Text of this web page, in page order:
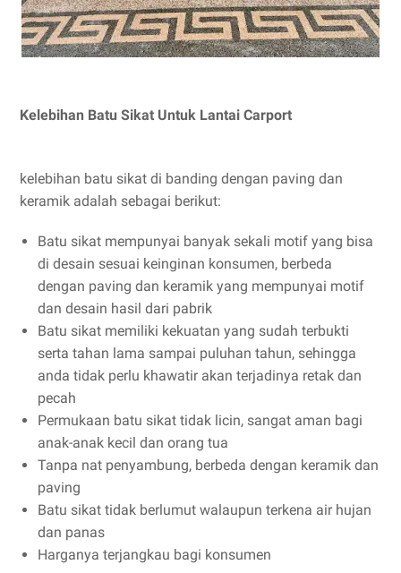
Kelebihan Batu Sikat Untuk Lantai Carport
kelebihan batu sikat di banding dengan paving dan
keramik adalah sebagai berikut:
Batu sikat mempunyai banyak sekali motif yang bisa
di desain sesuai keinginan konsumen, berbeda
dengan paving dan keramik yang mempunyai motif
dan desain hasil dari pabrik
Batu sikat memiliki kekuatan yang sudah terbukti
serta tahan lama sampai puluhan tahun, sehingga
anda tidak perlu khawatir akan terjadinya retak dan
pecah
Permukaan batu sikat tidak licin, sangat aman bagi
anak-anak kecil dan orang tua
Tanpa nat penyambung, berbeda dengan keramik dan
paving
Batu sikat tidak berlumut walaupun terkena air hujan
dan panas
Harganya terjangkau bagi konsumen